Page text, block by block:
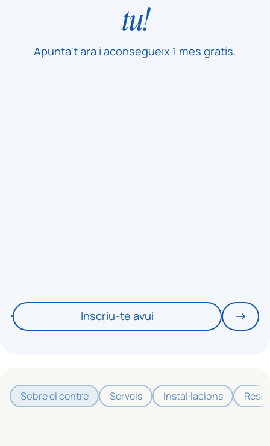
tu!
Apunta't ara i aconsegueix 1 mes gratis.
Inscriu-te avui
Sobre el centre Serveis Instal·lacions